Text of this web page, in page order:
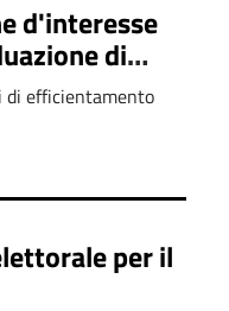
d'interesse
di
dei
adesione al
di efficientamento
per il